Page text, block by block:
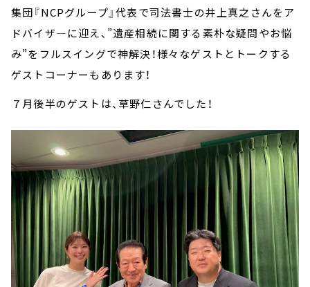
集団『NCPグループ』代表で司法書士の井上真之さんをア
ドバイザ―に迎え、”遺産相続に関する素朴な疑問やお悩
み”をフルスイングで神解決！様々なゲストとトークする
ゲストコーナーもあります！
７月後半のゲストは、草野仁さんでした！